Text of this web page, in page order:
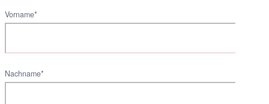
Vorname*
Nachname*